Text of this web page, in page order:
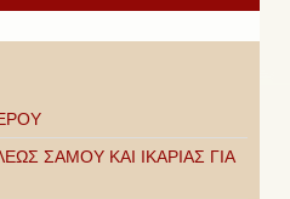
ΣΑΜΟΥ ΚΑΙ ΙΚΑΡΙΑΣ ΓΙΑ